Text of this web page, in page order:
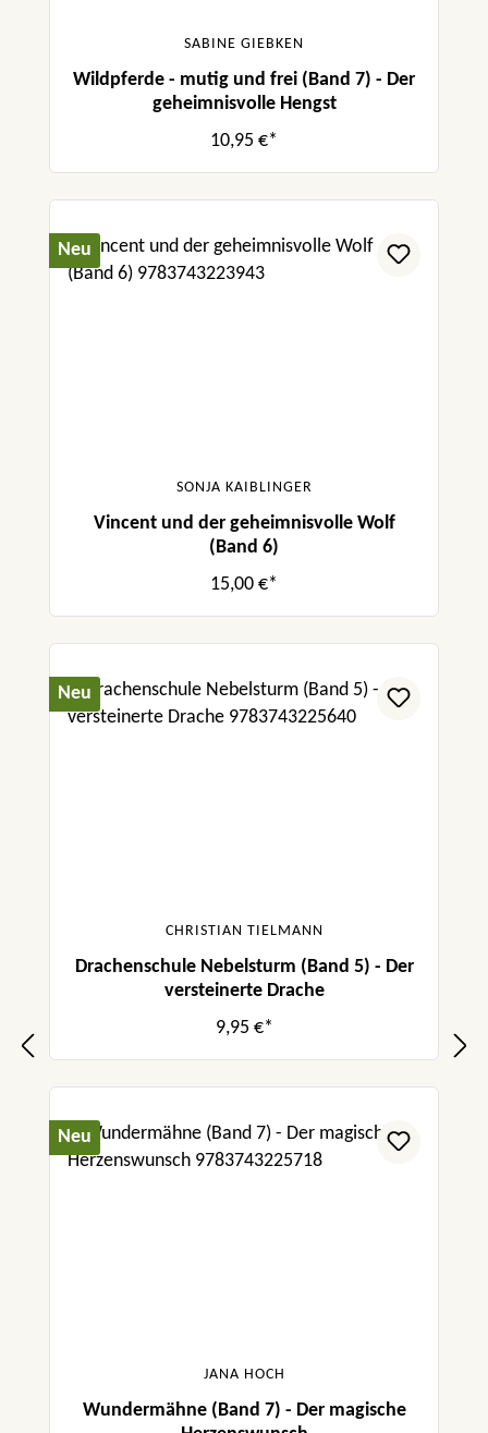
SABINE GIEBKEN
Wildpferde - mutig und frei (Band 7) - Der
geheimnisvolle Hengst
10,95 €*
Neu
SONJA KAIBLINGER
Vincent und der geheimnisvolle Wolf
(Band 6)
15,00 €*
Neu
CHRISTIAN TIELMANN
Drachenschule Nebelsturm (Band 5) - Der
versteinerte Drache
9,95 €*
Neu
JANA HOCH
Wundermähne (Band 7) - Der magische